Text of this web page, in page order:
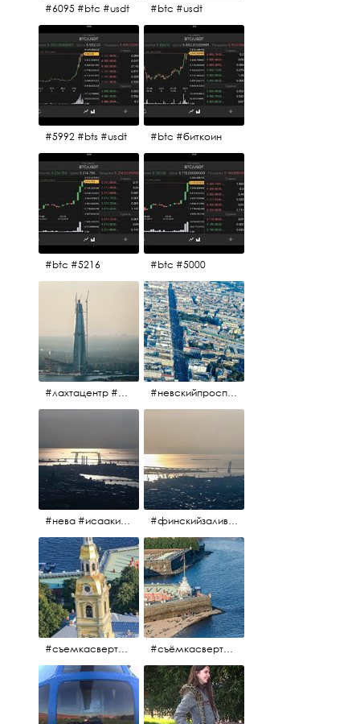
#6095 #btc #usdt #btc #usdt
#5992 #bts #usdt #btc #биткоин
#btc #5216 #btc #5000
#лахтацентр #лахта #башнягазпром #газпром #башня #небоскрёбпитера #небоскрёб #финскийзалив #санктпетербург #невскийпроспект #центргорода #санктпетербург #осень2017 #когдапаришьнадгородом
#нева #исаакий #исаакиевскийсобор #нева #васильевскийостров #адмиралтейскийрайон #финскийзалив #дворцовыймост #небонадпитером #осень2017 #финскийзалив #маркизовалужа #нева
#съемкасвертолета #вертолёт #съёмкасвертолёта #петропавловскаякрепость #заячийостров #санктпетербург #съёмкасвертолёта #питер #петропавловскаякрепость #нева #осень2017